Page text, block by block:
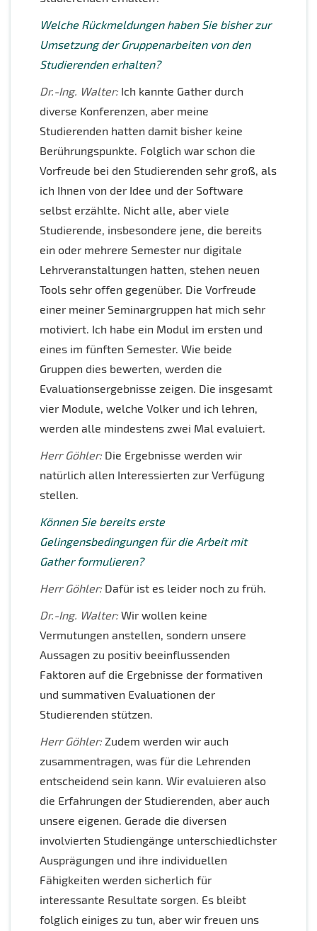
Welche Rückmeldungen haben Sie bisher zur
Umsetzung der Gruppenarbeiten von den
Studierenden erhalten?
Dr.-Ing. Walter: Ich kannte Gather durch
diverse Konferenzen, aber meine
Studierenden hatten damit bisher keine
Berührungspunkte. Folglich war schon die
Vorfreude bei den Studierenden sehr groß, als
ich Ihnen von der Idee und der Software
selbst erzählte. Nicht alle, aber viele
Studierende, insbesondere jene, die bereits
ein oder mehrere Semester nur digitale
Lehrveranstaltungen hatten, stehen neuen
Tools sehr offen gegenüber. Die Vorfreude
einer meiner Seminargruppen hat mich sehr
motiviert. Ich habe ein Modul im ersten und
eines im fünften Semester. Wie beide
Gruppen dies bewerten, werden die
Evaluationsergebnisse zeigen. Die insgesamt
vier Module, welche Volker und ich lehren,
werden alle mindestens zwei Mal evaluiert.
Herr Göhler: Die Ergebnisse werden wir
natürlich allen Interessierten zur Verfügung
stellen.
Können Sie bereits erste
Gelingensbedingungen für die Arbeit mit
Gather formulieren?
Herr Göhler: Dafür ist es leider noch zu früh.
Dr.-Ing. Walter:Wir wollen keine
Vermutungen anstellen, sondern unsere
Aussagen zu positiv beeinflussenden
Faktoren auf die Ergebnisse der formativen
und summativen Evaluationen der
Studierenden stützen.
Herr Göhler:Zudem werden wir auch
zusammentragen, was für die Lehrenden
entscheidend sein kann. Wir evaluieren also
die Erfahrungen der Studierenden, aber auch
unsere eigenen. Gerade die diversen
involvierten Studiengänge unterschiedlichster
Ausprägungen und ihre individuellen
Fähigkeiten werden sicherlich für
interessante Resultate sorgen. Es bleibt
folglich einiges zu tun, aber wir freuen uns